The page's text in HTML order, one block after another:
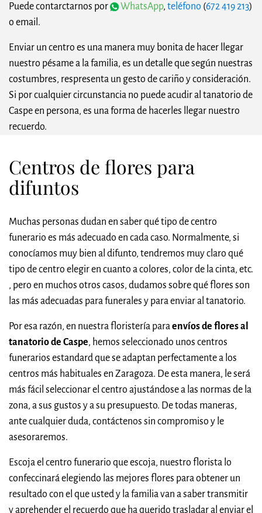
Puede contarctarnos por
WhatsApp, teléfono (672 419 213)
o email.
Enviar un centro es una manera muy bonita de hacer llegar
nuestro pésame a la familia, es un detalle que según nuestras
costumbres, respresenta un gesto de cariño y consideración.
Si por cualquier circunstancia no puede acudir al tanatorio de
Caspe en persona, es una forma de hacerles llegar nuestro
recuerdo.
Centros de flores para
difuntos
Muchas personas dudan en saber qué tipo de centro
funerario es más adecuado en cada caso. Normalmente, si
conocíamos muy bien al difunto, tendremos muy claro qué
tipo de centro elegir en cuanto a colores, color de la cinta, etc.
, pero en muchos otros casos, dudamos sobre qué flores son
las más adecuadas para funerales y para enviar al tanatorio.
Por esa razón, en nuestra floristería paraenvíos de flores al
tanatorio de Caspe, hemos seleccionado unos centros
funerarios estandard que se adaptan perfectamente a los
centros más habituales en Zaragoza. De esta manera, le será
más fácil seleccionar el centro ajustándose a las normas de la
zona, a sus gustos y a su presupuesto. De todas maneras,
ante cualquier duda, contáctenos sin compromiso y le
asesoraremos.
Escoja el centro funerario que escoja, nuestro florista lo
confeccinará elegiendo las mejores flores para obtener un
resultado con el que usted y la familia van a saber transmitir
y aprehender el recuerdo que ha querido trasladar al enviar el